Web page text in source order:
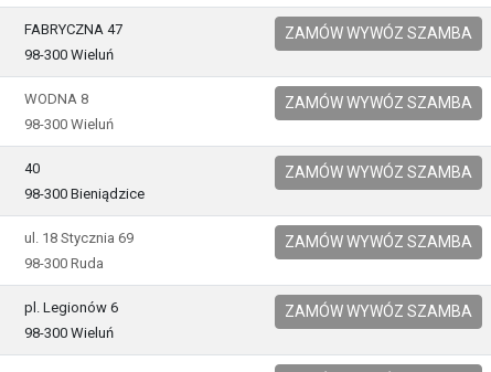
FABRYCZNA 47
98-300 Wieluń
ZAMÓW WYWÓZ SZAMBA
WODNA 8
98-300 Wieluń
ZAMÓW WYWÓZ SZAMBA
40
98-300 Bieniądzice
ZAMÓW WYWÓZ SZAMBA
ul. 18 Stycznia 69
98-300 Ruda
ZAMÓW WYWÓZ SZAMBA
pl. Legionów 6
98-300 Wieluń
ZAMÓW WYWÓZ SZAMBA